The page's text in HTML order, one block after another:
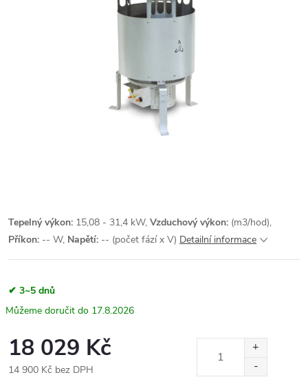
Tepelný výkon: 15,08 - 31,4 kW, Vzduchový výkon: (m3/hod),
Příkon: -- W, Napětí: -- (počet fází x V) Detailní informace
✔ 3~5 dnů
17.8.2026
18 029 Kč
14 900 Kč bez DPH